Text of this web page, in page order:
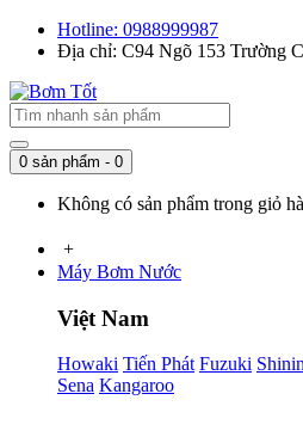
Hotline: 0988999987
Địa chỉ: C94 Ngõ 153 Trường
0 sản phẩm - 0
Không có sản phẩm trong giỏ
+
Máy Bơm Nước
Việt Nam
Howaki Tiến Phát Fuzuki
Sena Kangaroo